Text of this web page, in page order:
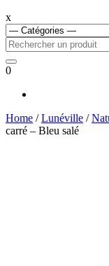
x
0
Home /Lunéville /
carré – Bleu salé